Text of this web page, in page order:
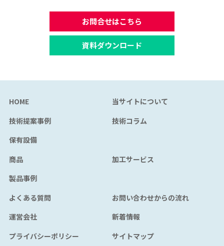
お問合せはこちら
資料ダウンロード
HOME
当サイトについて
技術提案事例
技術コラム
保有設備
商品
加工サービス
製品事例
よくある質問
お問い合わせからの流れ
運営会社
新着情報
プライバシーポリシー
サイトマップ